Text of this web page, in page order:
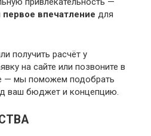
впечатление для
получить расчёт у
на сайте или позвоните в
— мы поможем подобрать
ваш бюджет и концепцию.